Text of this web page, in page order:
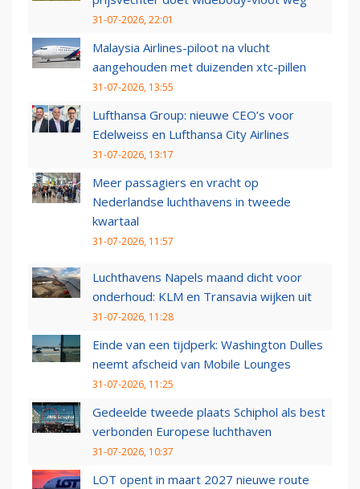
31-07-2026, 22:01
Malaysia Airlines-piloot na vlucht
aangehouden met duizenden xtc-pillen
31-07-2026, 13:55
Lufthansa Group: nieuwe CEO’s voor
Edelweiss en Lufthansa City Airlines
31-07-2026, 13:17
Meer passagiers en vracht op
Nederlandse luchthavens in tweede
kwartaal
31-07-2026, 11:57
Luchthavens Napels maand dicht voor
onderhoud: KLM en Transavia wijken uit
31-07-2026, 11:28
Einde van een tijdperk: Washington Dulles
neemt afscheid van Mobile Lounges
31-07-2026, 11:25
Gedeelde tweede plaats Schiphol als best
verbonden Europese luchthaven
31-07-2026, 10:37
LOT opent in maart 2027 nieuwe route